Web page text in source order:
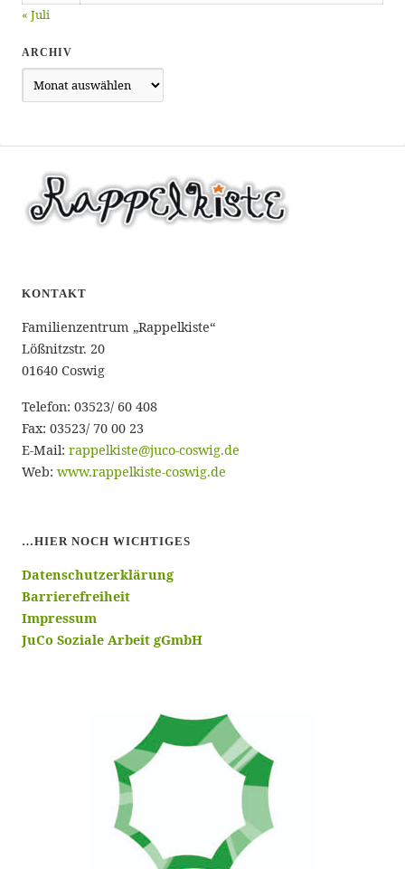
« Juli
ARCHIV
KONTAKT
Familienzentrum „Rappelkiste“
Lößnitzstr. 20
01640 Coswig
Telefon: 03523/ 60 408
Fax: 03523/ 70 00 23
E-Mail: rappelkiste@juco-coswig.de
Web: www.rappelkiste-coswig.de
…HIER NOCH WICHTIGES
Datenschutzerklärung
Barrierefreiheit
Impressum
JuCo Soziale Arbeit gGmbH